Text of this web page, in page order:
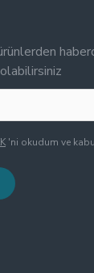
'ni okudum ve